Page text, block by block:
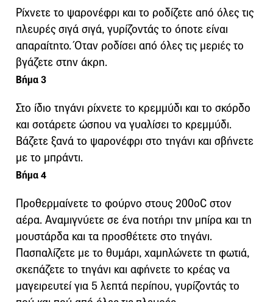
Ρίχνετε το ψαρονέφρι και το ροδίζετε από όλες τις
πλευρές σιγά σιγά, γυρίζοντάς το όποτε είναι
απαραίτητο. Όταν ροδίσει από όλες τις μεριές το
βγάζετε στην άκρη.
Βήμα 3
Στο ίδιο τηγάνι ρίχνετε το κρεμμύδι και το σκόρδο
και σοτάρετε ώσπου να γυαλίσει το κρεμμύδι.
Βάζετε ξανά το ψαρονέφρι στο τηγάνι και σβήνετε
με το μπράντι.
Βήμα 4
Προθερμαίνετε το φούρνο στους 200οC στον
αέρα. Αναμιγνύετε σε ένα ποτήρι την μπίρα και τη
μουστάρδα και τα προσθέτετε στο τηγάνι.
Πασπαλίζετε με το θυμάρι, χαμηλώνετε τη φωτιά,
σκεπάζετε το τηγάνι και αφήνετε το κρέας να
μαγειρευτεί για 5 λεπτά περίπου, γυρίζοντάς το